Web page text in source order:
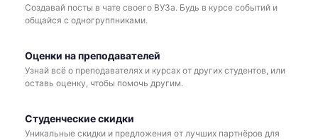
Создавай посты в чате своего ВУЗа. Будь в курсе событий и
общайся с одногруппниками.
Оценки на преподавателей
Узнай всё о преподавателях и курсах от других студентов, или
оставь оценку, чтобы помочь другим.
Студенческие скидки
Уникальные скидки и предложения от лучших партнёров для